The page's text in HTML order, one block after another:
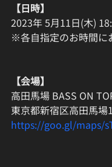
【日時】
2023年 5月11日(木)
※各自指定のお時間に
【会場】
高田馬場 BASS ON
東京都新宿区高田馬
https://goo.gl/maps/